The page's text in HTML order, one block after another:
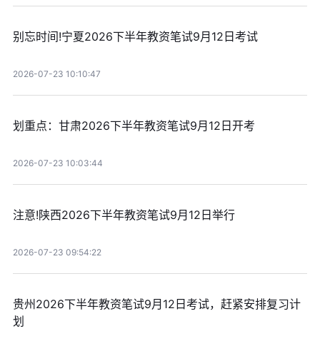
别忘时间!宁夏2026下半年教资笔试9月12日考试
2026-07-23 10:10:47
划重点：甘肃2026下半年教资笔试9月12日开考
2026-07-23 10:03:44
注意!陕西2026下半年教资笔试9月12日举行
2026-07-23 09:54:22
贵州2026下半年教资笔试9月12日考试，赶紧安排复习计
划